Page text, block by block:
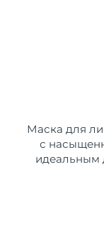
Маска для
с
идеальным